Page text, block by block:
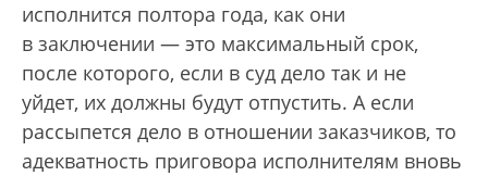
исполнится полтора года, как они
в заключении — это максимальный срок,
после которого, если в суд дело так и не
уйдет, их должны будут отпустить. А если
рассыпется дело в отношении заказчиков, то
адекватность приговора исполнителям вновь